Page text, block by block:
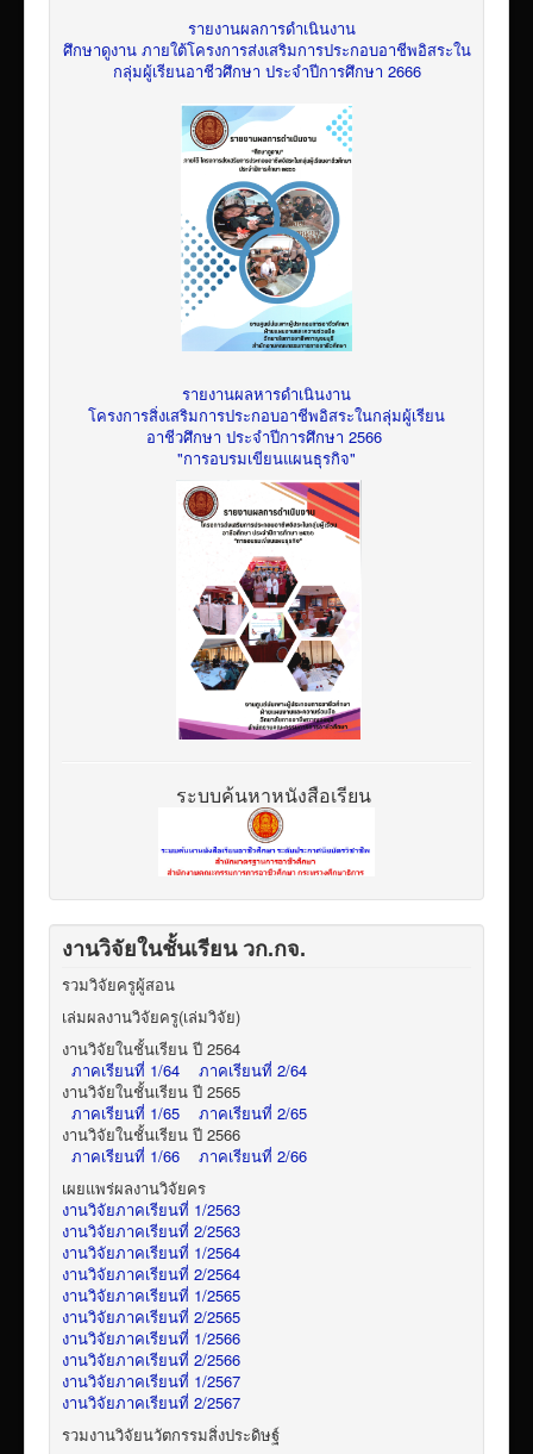
รายงานผลการดำเนินงาน
ศึกษาดูงาน ภายใต้โครงการส่งเสริมการประกอบอาชีพอิสระใน
กลุ่มผู้เรียนอาชีวศึกษา ประจำปีการศึกษา 2666
รายงานผลหารดำเนินงาน
โครงการสิ่งเสริมการประกอบอาชีพอิสระในกลุ่มผู้เรียน
อาชีวศึกษา ประจำปีการศึกษา 2566
"การอบรมเขียนแผนธุรกิจ"
ระบบค้นหาหนังสือเรียน
งานวิจัยในชั้นเรียน วก.กจ.
รวมวิจัยครูผู้สอน
เล่มผลงานวิจัยครู(เล่มวิจัย)
งานวิจัยในชั้นเรียน ปี 2564
ภาคเรียนที่ 1/64
ภาคเรียนที่ 2/64
งานวิจัยในชั้นเรียน ปี 2565
ภาคเรียนที่ 1/65
ภาคเรียนที่ 2/65
งานวิจัยในชั้นเรียน ปี 2566
ภาคเรียนที่ 1/66
ภาคเรียนที่ 2/66
เผยแพร่ผลงานวิจัยคร
งานวิจัยภาคเรียนที่ 1/2563
งานวิจัยภาคเรียนที่ 2/2563
งานวิจัยภาคเรียนที่ 1/2564
งานวิจัยภาคเรียนที่ 2/2564
งานวิจัยภาคเรียนที่ 1/2565
งานวิจัยภาคเรียนที่ 2/2565
งานวิจัยภาคเรียนที่ 1/2566
งานวิจัยภาคเรียนที่ 2/2566
งานวิจัยภาคเรียนที่ 1/2567
งานวิจัยภาคเรียนที่ 2/2567
รวมงานวิจัยนวัตกรรมสิ่งประดิษฐ์